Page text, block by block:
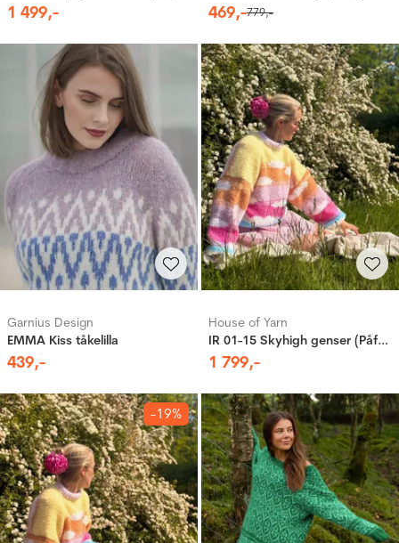
1 499,- 469,-779,-
Garnius Design
EMMA Kiss tåkelilla
439,-
House of Yarn
IR 01-15 Skyhigh genser (Påfugl in Paris)
1 799,-
-19%